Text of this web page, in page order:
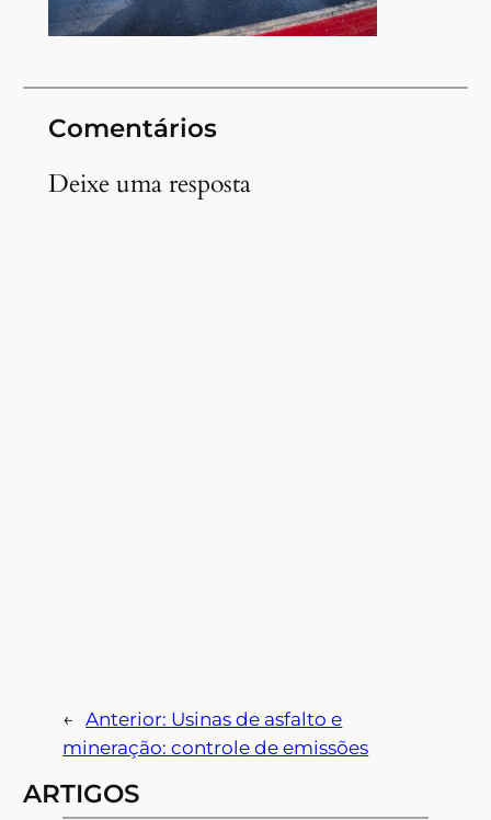
Comentários
Deixe uma resposta
← Anterior: Usinas de asfalto e
mineração: controle de emissões
ARTIGOS